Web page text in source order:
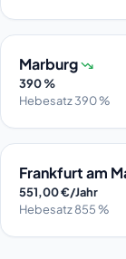
Marburg
390 %
Hebesatz 390 %
Frankfurt am
551,00 €/Jahr
Hebesatz 855 %